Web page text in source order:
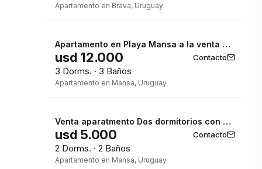
Apartamento en Brava, Uruguay
Apartamento en Playa Mansa a la venta 3 Dormitorios con vista
usd 12.000 Contacto
3 Dorms. · 3 Baños
Apartamento en Mansa, Uruguay
Venta aparatmento Dos dormitorios con vista al mar
usd 5.000 Contacto
2 Dorms. · 2 Baños
Apartamento en Mansa, Uruguay